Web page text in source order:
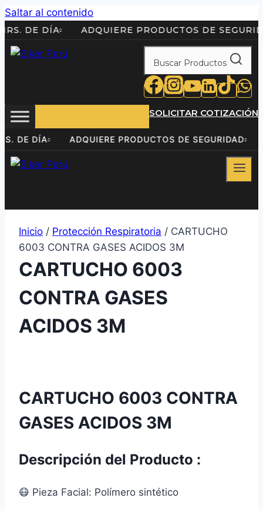
Saltar al contenido
DE DÍA ADQUIERE PRODUCTOS DE
Buscar Productos
SOLICITAR COTIZACIÓN
DE DÍA ADQUIERE PRODUCTOS DE SEGURIDAD
Inicio / Protección Respiratoria / CARTUCHO
6003 CONTRA GASES ACIDOS 3M
CARTUCHO 6003
CONTRA GASES
ACIDOS 3M
CARTUCHO 6003 CONTRA
GASES ACIDOS 3M
Descripción del Producto :
😷 Pieza Facial: Polímero sintético